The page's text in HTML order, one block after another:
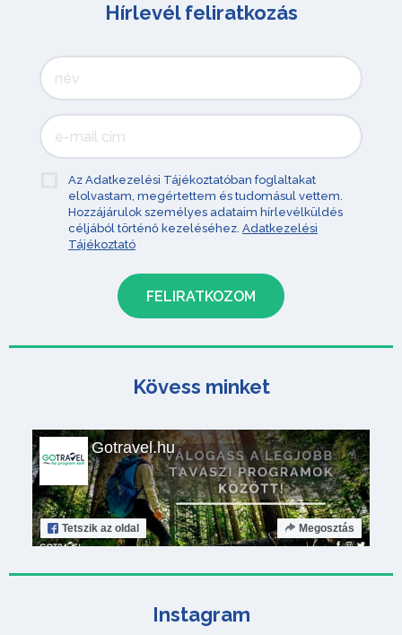
Hírlevél feliratkozás
Az Adatkezelési Tájékoztatóban foglaltakat
elolvastam, megértettem és tudomásul vettem.
Hozzájárulok személyes adataim hírlevélküldés
céljából történő kezeléséhez. Adatkezelési
Tájékoztató
Kövess minket
Gotravel.hu
Tetszik az oldal Megosztás
Instagram